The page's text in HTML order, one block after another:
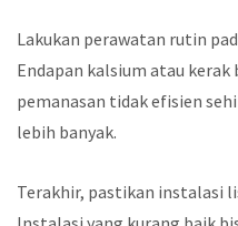
Lakukan perawatan rutin
Endapan kalsium atau
pemanasan tidak efisien
lebih banyak.
Terakhir, pastikan instalasi